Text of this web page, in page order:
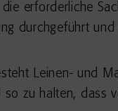
erforderliche
durchgeführt
Leinen- und
zu halten, dass